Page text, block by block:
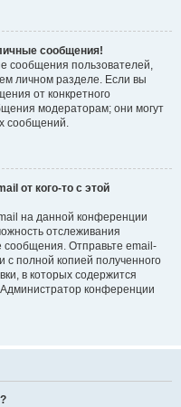
сообщения!
сообщения пользователей,
личном разделе. Если вы
от конкретного
модераторам; они могут
сообщений.
от кого-то с этой
на данной конференции
отслеживания
Отправьте email-
полной копией полученного
в которых содержится
конференции